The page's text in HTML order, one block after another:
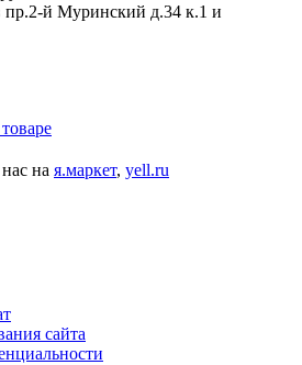
пр.2-й Муринский д.34 к.1 и
на я.маркет, yell.ru
сайта